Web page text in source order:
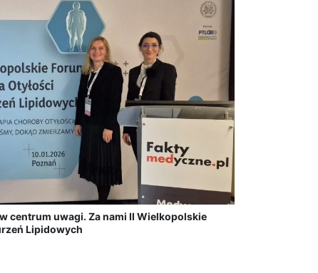
centrum uwagi. Za nami II Wielkopolskie
Lipidowych